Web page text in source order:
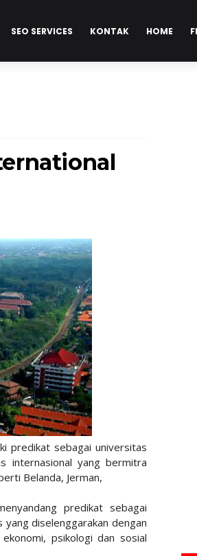
SEO SERVICES KONTAK HOME
predikat sebagai universitas
internasional yang bermitra
Belanda, Jerman,
predikat sebagai
diselenggarakan dengan
psikologi dan sosial